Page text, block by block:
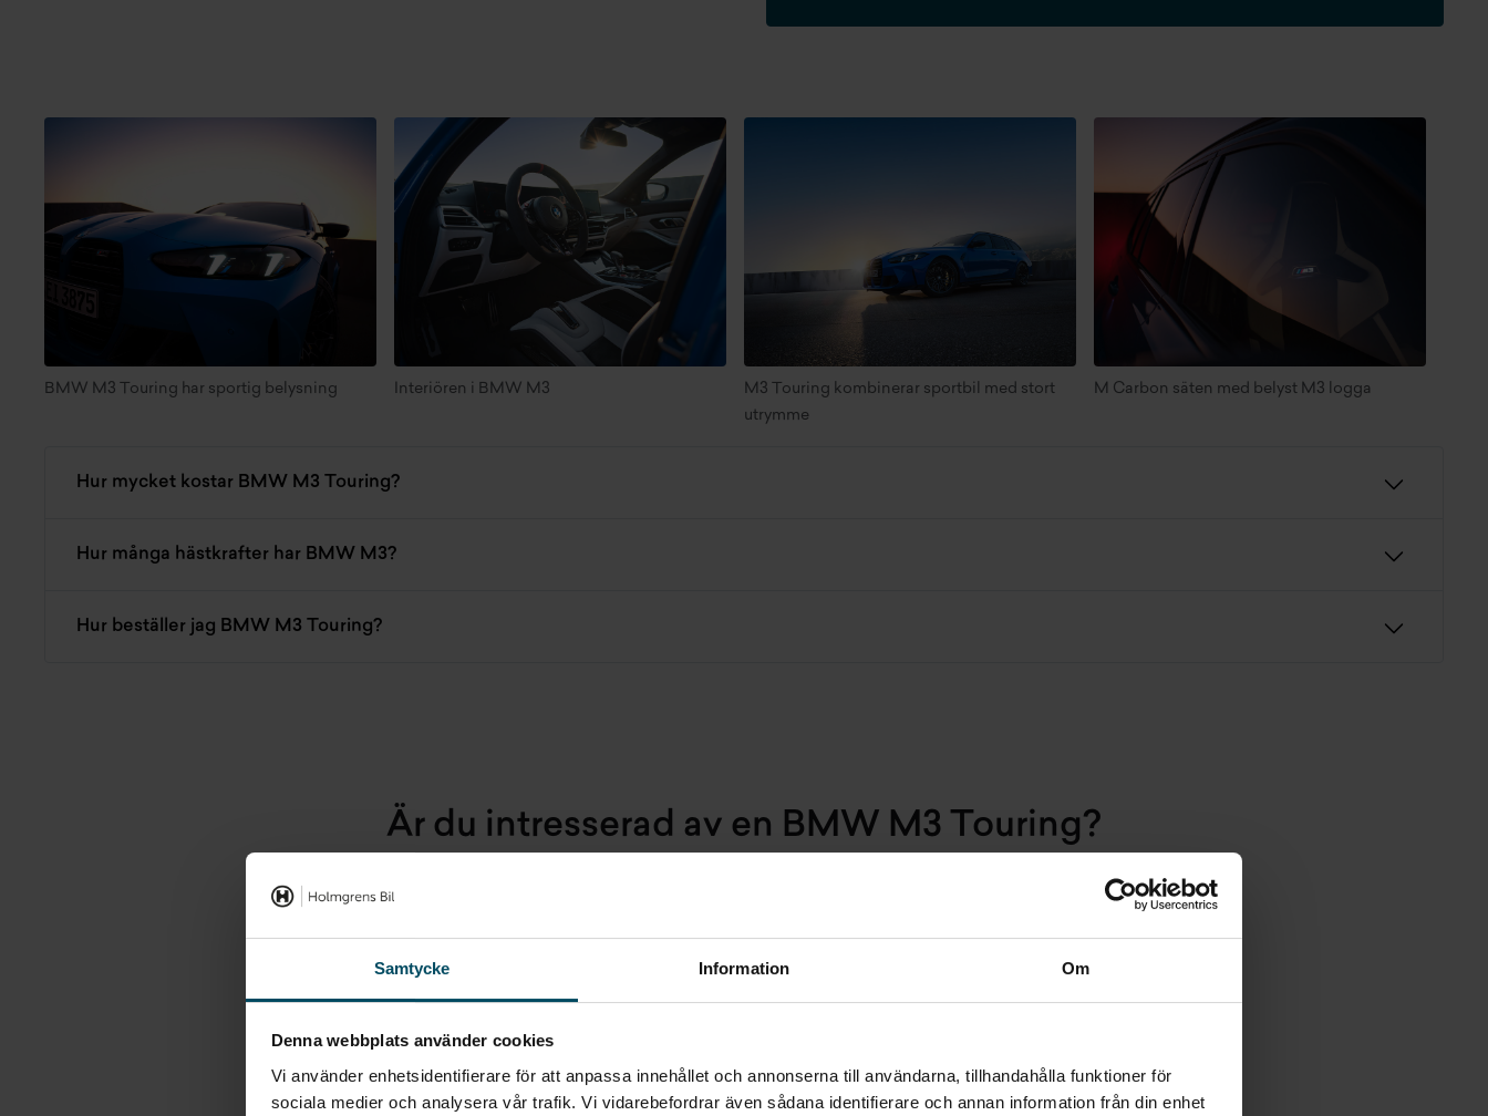
Samtycke Information Om
Denna webbplats använder cookies
Vi använder enhetsidentifierare för att anpassa innehållet och annonserna till användarna, tillhandahålla funktioner för
sociala medier och analysera vår trafik. Vi vidarebefordrar även sådana identifierare och annan information från din enhet
BMW M3 Touring har sportig belysning Interiören i BMW M3
M3 Touring kombinerar sportbil med stort
utrymme
M Carbon säten med belyst M3 logga
Hur mycket kostar BMW M3 Touring?
Hur många hästkrafter har BMW M3?
Hur beställer jag BMW M3 Touring?
Är du intresserad av en BMW M3 Touring?